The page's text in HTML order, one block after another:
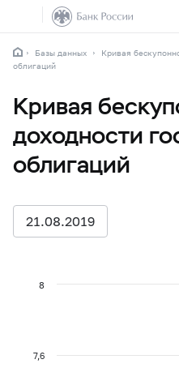
Базы данных
Кривая
облигаций
Кривая
доходности
облигаций
21.08.2019
7,6
8